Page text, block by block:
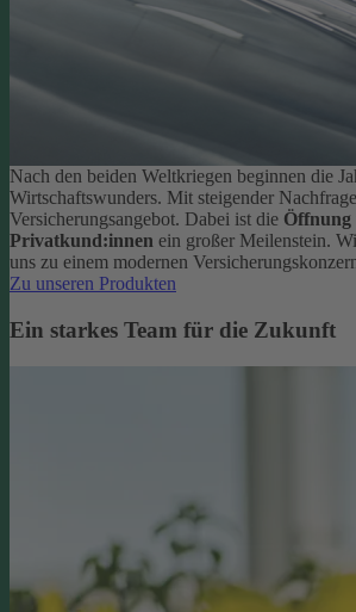
Nach den beiden Weltkriegen beginnen die
Wirtschaftswunders. Mit steigender
Versicherungsangebot. Dabei ist die Öffnung
Privatkund:innen ein großer Meilenstein.
uns zu einem modernen
Zu unseren Produkten
Ein starkes Team für die Zukunft